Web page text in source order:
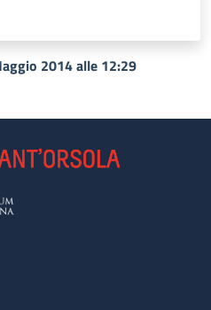
2014 alle 12:29